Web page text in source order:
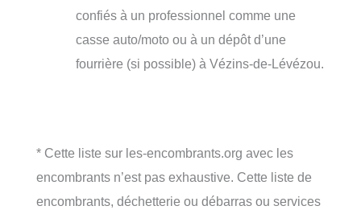
confiés à un professionnel comme une
casse auto/moto ou à un dépôt d’une
fourrière (si possible) à Vézins-de-Lévézou.
* Cette liste sur les-encombrants.org avec les
encombrants n’est pas exhaustive. Cette liste de
encombrants, déchetterie ou débarras ou services